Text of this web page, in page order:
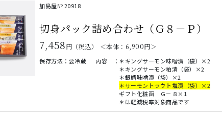
加島屋№20918
切身パック詰め合わせ（Ｇ８－Ｐ）
7,458円（税込） ＜本体： 6,900円＞
保存方法：要冷蔵 内容 ： ＊キングサーモン味噌漬（袋）×2
＊キングサーモン粕漬（袋）×2
＊銀鱈味噌漬（袋）×2
＊サーモントラウト塩漬（袋）×2
ギフト化粧函 Ｇ－８×1
＊は軽減税率対象商品です